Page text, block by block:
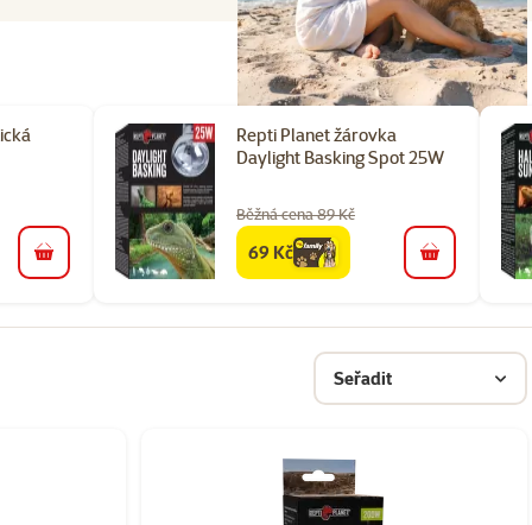
do košíku
Repti Planet žárovka
Daylight Basking Spot 25W
Běžná cena 89 Kč
familycena
69 Kč do košíku
Seřadit